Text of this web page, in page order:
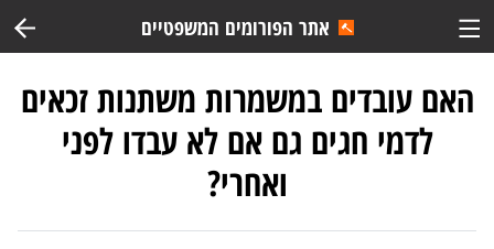
אתר הפורומים המשפטיים
האם עובדים במשמרות משתנות זכאים
לדמי חגים גם אם לא עבדו לפני
ואחרי?